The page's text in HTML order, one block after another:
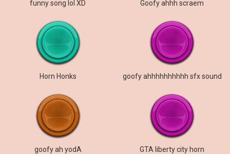
funny song lol XD Goofy ahhh scraem
Horn Honks goofy ahhhhhhhhhh sfx sound
goofy ah yodA GTA liberty city horn